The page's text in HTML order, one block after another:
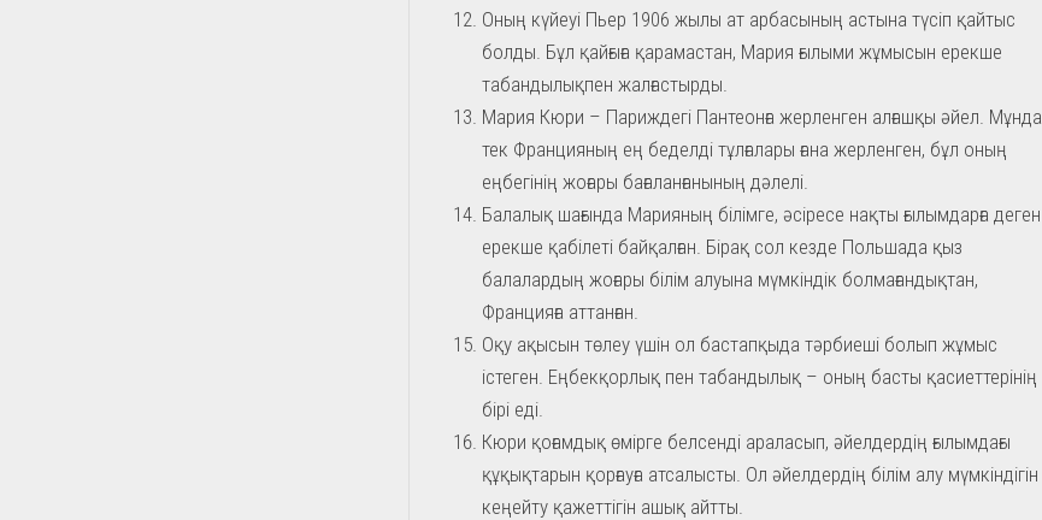
Оның күйеуі Пьер 1906 жылы ат арбасының астына түсіп қайтыс
болды. Бұл қайғыға қарамастан, Мария ғылыми жұмысын ерекше
табандылықпен жалғастырды.
Мария Кюри – Париждегі Пантеонға жерленген алғашқы әйел. Мұнда
тек Францияның ең беделді тұлғалары ғана жерленген, бұл оның
еңбегінің жоғары бағаланғанының дәлелі.
Балалық шағында Марияның білімге, әсіресе нақты ғылымдарға деген
ерекше қабілеті байқалған. Бірақ сол кезде Польшада қыз
балалардың жоғары білім алуына мүмкіндік болмағандықтан,
Францияға аттанған.
Оқу ақысын төлеу үшін ол бастапқыда тәрбиеші болып жұмыс
істеген. Еңбекқорлық пен табандылық – оның басты қасиеттерінің
бірі еді.
Кюри қоғамдық өмірге белсенді араласып, әйелдердің ғылымдағы
құқықтарын қорғауға атсалысты. Ол әйелдердің білім алу мүмкіндігін
кеңейту қажеттігін ашық айтты.